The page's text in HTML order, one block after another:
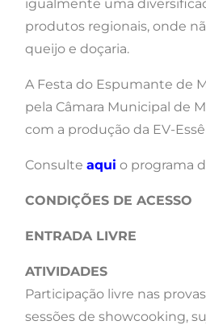
igualmente uma
produtos regionais, onde
queijo e doçaria.
A Festa do Espumante de
pela Câmara Municipal de
com a produção da EV-
Consulte aqui o programa
CONDIÇÕES DE ACESSO
ENTRADA LIVRE
ATIVIDADES
Participação livre nas
sessões de showcooking,